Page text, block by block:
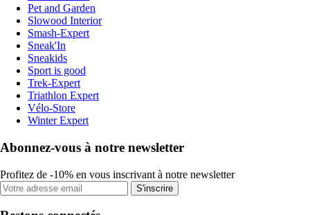
Pet and Garden
Slowood Interior
Smash-Expert
Sneak'In
Sneakids
Sport is good
Trek-Expert
Triathlon Expert
Vélo-Store
Winter Expert
Abonnez-vous à notre newsletter
Profitez de -10% en vous inscrivant à notre newsletter
S'inscrire